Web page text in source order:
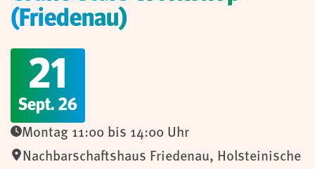
(Friedenau)
21
Sept. 26
Montag 11:00 bis 14:00 Uhr
Nachbarschaftshaus Friedenau, Holsteinische